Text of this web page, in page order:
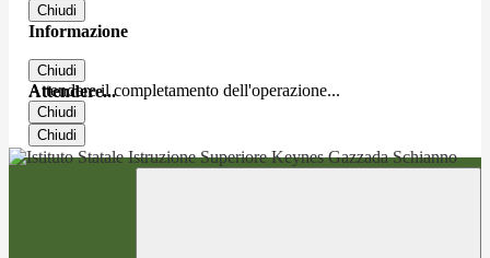
Chiudi
Informazione
Chiudi
Attendere...
Attendere il completamento dell'operazione...
Chiudi
Chiudi